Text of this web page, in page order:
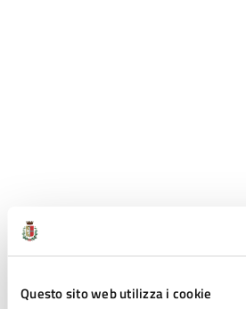
Questo sito web utilizza i cookie